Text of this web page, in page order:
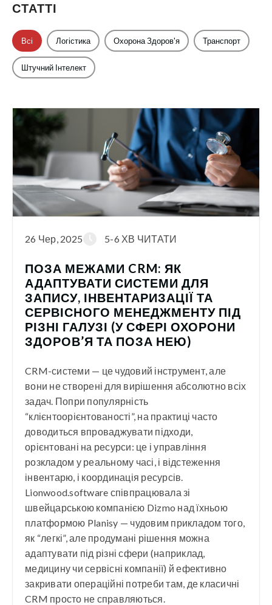
СТАТТІ
Всі Логістика Охорона Здоров'я Транспорт
Штучний Інтелект
26 Чер, 2025 5-6 ХВ ЧИТАТИ
ПОЗА МЕЖАМИ CRM: ЯК
АДАПТУВАТИ СИСТЕМИ ДЛЯ
ЗАПИСУ, ІНВЕНТАРИЗАЦІЇ ТА
СЕРВІСНОГО МЕНЕДЖМЕНТУ ПІД
РІЗНІ ГАЛУЗІ (У СФЕРІ ОХОРОНИ
ЗДОРОВ’Я ТА ПОЗА НЕЮ)
CRM-системи — це чудовий інструмент, але
вони не створені для вирішення абсолютно всіх
задач. Попри популярність
“клієнтоорієнтованості”, на практиці часто
доводиться впроваджувати підходи,
орієнтовані на ресурси: це і управління
розкладом у реальному часі, і відстеження
інвентарю, і координація ресурсів.
Lionwood.software співпрацювала зі
швейцарською компанією Dizmo над їхньою
платформою Planisy — чудовим прикладом того,
як “легкі”, але продумані рішення можна
адаптувати під різні сфери (наприклад,
медицину чи сервісні компанії) й ефективно
закривати операційні потреби там, де класичні
CRM просто не справляються.